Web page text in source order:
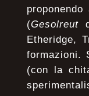
(Gesolreut
Etheridge,
formazioni.
(con la